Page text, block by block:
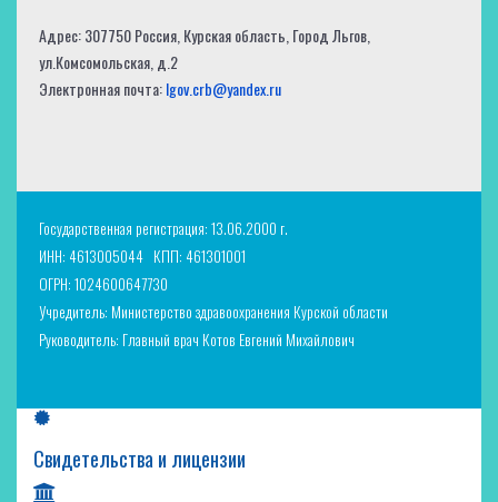
Адрес: 307750 Россия, Курская область, Город Льгов,
ул.Комсомольская, д.2
Электронная почта:lgov.crb@yandex.ru
Государственная регистрация: 13.06.2000 г.
ИНН: 4613005044 КПП: 461301001
ОГРН: 1024600647730
Учредитель: Министерство здравоохранения Курской области
Руководитель: Главный врач Котов Евгений Михайлович
Свидетельства и лицензии